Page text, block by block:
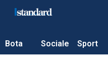
Bota Sociale Sport